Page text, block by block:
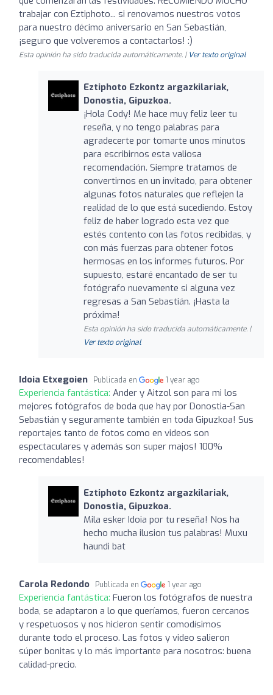
trabajar con Eztiphoto... si renovamos nuestros votos
para nuestro décimo aniversario en San Sebastián,
¡seguro que volveremos a contactarlos! :)
Esta opinión ha sido traducida automáticamente. | Ver texto original
Eztiphoto Ezkontz argazkilariak,
Donostia, Gipuzkoa.
¡Hola Cody! Me hace muy feliz leer tu
reseña, y no tengo palabras para
agradecerte por tomarte unos minutos
para escribirnos esta valiosa
recomendación. Siempre tratamos de
convertirnos en un invitado, para obtener
algunas fotos naturales que reflejen la
realidad de lo que está sucediendo. Estoy
feliz de haber logrado esta vez que
estés contento con las fotos recibidas, y
con más fuerzas para obtener fotos
hermosas en los informes futuros. Por
supuesto, estaré encantado de ser tu
fotógrafo nuevamente si alguna vez
regresas a San Sebastián. ¡Hasta la
próxima!
Esta opinión ha sido traducida automáticamente. |
Ver texto original
Idoia Etxegoien Publicada en 1 year ago
Experiencia fantástica: Ander y Aitzol son para mi los
mejores fotógrafos de boda que hay por Donostia-San
Sebastián y seguramente también en toda Gipuzkoa! Sus
reportajes tanto de fotos como en videos son
espectaculares y además son super majos! 100%
recomendables!
Eztiphoto Ezkontz argazkilariak,
Donostia, Gipuzkoa.
Mila esker Idoia por tu reseña! Nos ha
hecho mucha ilusion tus palabras! Muxu
haundi bat
Carola Redondo Publicada en 1 year ago
Experiencia fantástica: Fueron los fotógrafos de nuestra
boda, se adaptaron a lo que queríamos, fueron cercanos
y respetuosos y nos hicieron sentir comodísimos
durante todo el proceso. Las fotos y video salieron
súper bonitas y lo más importante para nosotros: buena
calidad-precio.